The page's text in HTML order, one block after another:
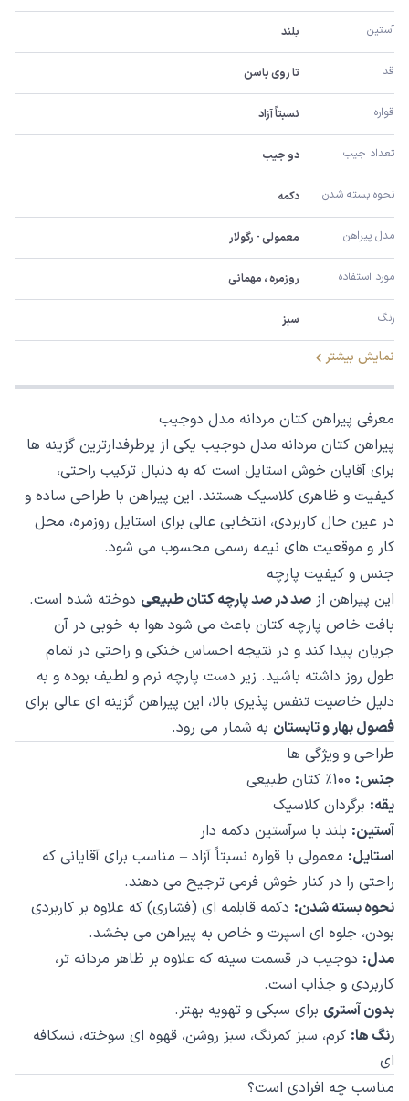
آستین بلند
قد تا روی باسن
قواره نسبتاً آزاد
تعداد جیب دو جیب
نحوه بسته شدن دکمه
مدل پیراهن معمولی - رگولار
مورد استفاده روزمره ، مهمانی
رنگ سبز
نمایش بیشتر
معرفی پیراهن کتان مردانه مدل دوجیب
پیراهن کتان مردانه مدل دوجیب یکی از پرطرفدارترین گزینه ها
برای آقایان خوش استایل است که به دنبال ترکیب راحتی،
کیفیت و ظاهری کلاسیک هستند. این پیراهن با طراحی ساده و
در عین حال کاربردی، انتخابی عالی برای استایل روزمره، محل
کار و موقعیت های نیمه رسمی محسوب می شود.
جنس و کیفیت پارچه
این پیراهن از صد در صد پارچه کتان طبیعی دوخته شده است.
بافت خاص پارچه کتان باعث می شود هوا به خوبی در آن
جریان پیدا کند و در نتیجه احساس خنکی و راحتی در تمام
طول روز داشته باشید. زیر دست پارچه نرم و لطیف بوده و به
دلیل خاصیت تنفس پذیری بالا، این پیراهن گزینه ای عالی برای
فصول بهار و تابستان به شمار می رود.
طراحی و ویژگی ها
جنس:
یقه: برگردان کلاسیک
آستین: بلند با سرآستین دکمه دار
استایل: معمولی با قواره نسبتاً آزاد – مناسب برای آقایانی که
راحتی را در کنار خوش فرمی ترجیح می دهند.
نحوه بسته شدن: دکمه قابلمه ای (فشاری) که علاوه بر کاربردی
بودن، جلوه ای اسپرت و خاص به پیراهن می بخشد.
مدل: دوجیب در قسمت سینه که علاوه بر ظاهر مردانه تر،
کاربردی و جذاب است.
بدون آستری برای سبکی و تهویه بهتر.
رنگ ها: کرم، سبز کمرنگ، سبز روشن، قهوه ای سوخته، نسکافه
ای
مناسب چه افرادی است؟